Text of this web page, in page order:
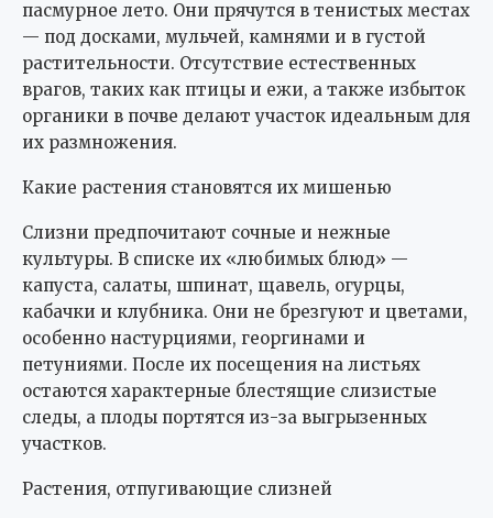
пасмурное лето. Они прячутся в тенистых местах
— под досками, мульчей, камнями и в густой
растительности. Отсутствие естественных
врагов, таких как птицы и ежи, а также избыток
органики в почве делают участок идеальным для
их размножения.
Какие растения становятся их мишенью
Слизни предпочитают сочные и нежные
культуры. В списке их «любимых блюд» —
капуста, салаты, шпинат, щавель, огурцы,
кабачки и клубника. Они не брезгуют и цветами,
особенно настурциями, георгинами и
петуниями. После их посещения на листьях
остаются характерные блестящие слизистые
следы, а плоды портятся из-за выгрызенных
участков.
Растения, отпугивающие слизней